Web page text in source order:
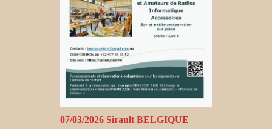
07/03/2026 Sirault BELGIQUE